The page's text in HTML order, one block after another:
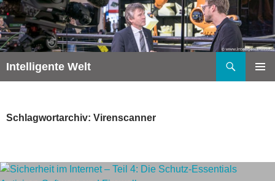
Zum
Inhalt
springen
Intelligente Welt
Schlagwortarchiv: Virenscanner